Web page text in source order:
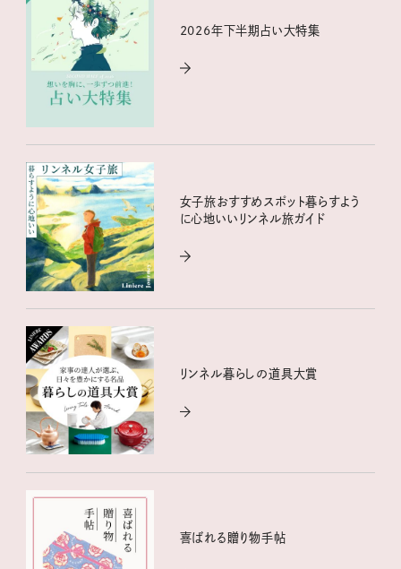
2026年下半期占い大特集
女子旅おすすめスポット暮らすよう
に心地いいリンネル旅ガイド
リンネル暮らしの道具大賞
喜ばれる贈り物手帖